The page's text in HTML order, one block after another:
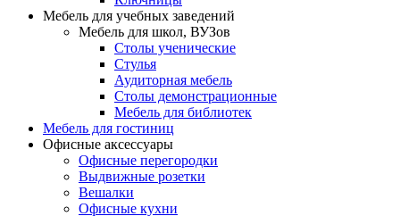
Мебель для учебных заведений
Мебель для школ, ВУЗов
Столы ученические
Стулья
Аудиторная мебель
Столы демонстрационные
Мебель для библиотек
Мебель для гостиниц
Офисные аксессуары
Офисные перегородки
Выдвижные розетки
Вешалки
Офисные кухни